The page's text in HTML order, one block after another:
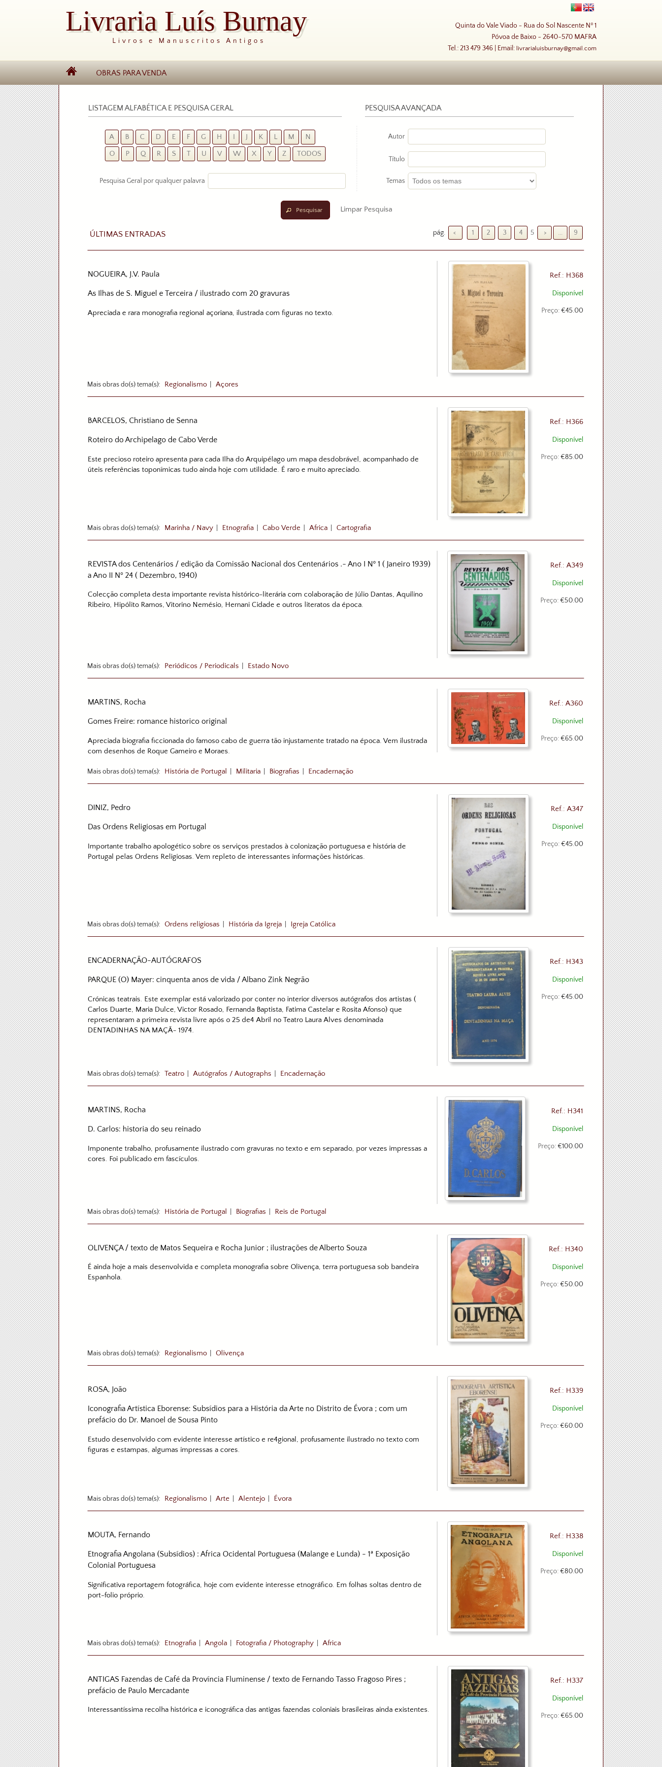
Livraria Luís Burnay
Livros e Manuscritos Antigos
Quinta do Vale Viado - Rua do Sol Nascente Nº 1
Póvoa de Baixo - 2640-570 MAFRA
Tel.: 213 479 346 | Email: livrarialuisburnay@gmail.com
OBRAS PARA VENDA
LISTAGEM ALFABÉTICA E PESQUISA GERAL PESQUISA AVANÇADA
A B C D E F G H K L M N
O P Q R S T U V W X Y Z TODOS
Autor
Título
Pesquisa Geral por qualquer palavra Temas
Pesquisar Limpar Pesquisa
pág. < 1 2 3 4 5 > ... 9
ÚLTIMAS ENTRADAS
NOGUEIRA, J.V. Paula
As Ilhas de S. Miguel e Terceira / ilustrado com 20 gravuras
Apreciada e rara monografia regional açoriana, ilustrada com figuras no texto.
Ref.: H368
Disponível
Preço:€45.00
Mais obras do(s) tema(s): Regionalismo Açores
BARCELOS, Christiano de Senna
Roteiro do Archipelago de Cabo Verde
Este precioso roteiro apresenta para cada Ilha do Arquipélago um mapa desdobrável, acompanhado de
úteis referências toponímicas tudo ainda hoje com utilidade. É raro e muito apreciado.
Ref.: H366
Disponível
Preço:€85.00
Mais obras do(s) tema(s): Marinha / Navy Etnografia Cabo Verde Africa Cartografia
REVISTA dos Centenários / edição da Comissão Nacional dos Centenários .- Ano I Nº 1 ( Janeiro 1939)
a Ano II Nº 24 ( Dezembro, 1940)
Colecção completa desta importante revista histórico-literária com colaboração de Júlio Dantas, Aquilino
Ribeiro, Hipólito Ramos, Vitorino Nemésio, Hernani Cidade e outros literatos da época.
Ref.: A349
Disponível
Preço:€50.00
Mais obras do(s) tema(s): Periódicos / Periodicals Estado Novo
MARTINS, Rocha
Gomes Freire: romance historico original
Apreciada biografia ficcionada do famoso cabo de guerra tão injustamente tratado na época. Vem ilustrada
com desenhos de Roque Gameiro e Moraes.
Ref.: A360
Disponível
Preço:€65.00
Mais obras do(s) tema(s): História de Portugal Militaria Biografias Encadernação
DINIZ, Pedro
Das Ordens Religiosas em Portugal
Importante trabalho apologético sobre os serviços prestados à colonização portuguesa e história de
Portugal pelas Ordens Religiosas. Vem repleto de interessantes informações históricas.
Ref.: A347
Disponível
Preço:€45.00
Mais obras do(s) tema(s): Ordens religiosas História da Igreja Igreja Católica
ENCADERNAÇÃO-AUTÓGRAFOS
PARQUE (O) Mayer: cinquenta anos de vida / Albano Zink Negrão
Crónicas teatrais. Este exemplar está valorizado por conter no interior diversos autógrafos dos artistas (
Carlos Duarte, Maria Dulce, Victor Rosado, Fernanda Baptista, Fatima Castelar e Rosita Afonso) que
representaram a primeira revista livre após o 25 de4 Abril no Teatro Laura Alves denominada
DENTADINHAS NA MAÇÃ- 1974.
Ref.: H343
Disponível
Preço:€45.00
Mais obras do(s) tema(s): Teatro Autógrafos / Autographs Encadernação
MARTINS, Rocha
D. Carlos: historia do seu reinado
Imponente trabalho, profusamente ilustrado com gravuras no texto e em separado, por vezes impressas a
cores. Foi publicado em fascículos.
Ref.: H341
Disponível
Preço:€100.00
Mais obras do(s) tema(s): História de Portugal Biografias Reis de Portugal
OLIVENÇA / texto de Matos Sequeira e Rocha Junior ; ilustrações de Alberto Souza
É ainda hoje a mais desenvolvida e completa monografia sobre Olivença, terra portuguesa sob bandeira
Espanhola.
Ref.: H340
Disponível
Preço:€50.00
Mais obras do(s) tema(s): Regionalismo Olivença
ROSA, João
Iconografia Artística Eborense: Subsídios para a História da Arte no Distrito de Évora ; com um
prefácio do Dr. Manoel de Sousa Pinto
Estudo desenvolvido com evidente interesse artístico e re4gional, profusamente ilustrado no texto com
figuras e estampas, algumas impressas a cores.
Ref.: H339
Disponível
Preço:€60.00
Mais obras do(s) tema(s): Regionalismo Arte Alentejo Évora
MOUTA, Fernando
Etnografia Angolana (Subsídios) : Africa Ocidental Portuguesa (Malange e Lunda) - 1ª Exposição
Colonial Portuguesa
Significativa reportagem fotográfica, hoje com evidente interesse etnográfico. Em folhas soltas dentro de
port-folio próprio.
Ref.: H338
Disponível
Preço:€80.00
Mais obras do(s) tema(s): Etnografia Angola Fotografia / Photography Africa
ANTIGAS Fazendas de Café da Província Fluminense / texto de Fernando Tasso Fragoso Pires ;
prefácio de Paulo Mercadante
Interessantíssima recolha histórica e iconográfica das antigas fazendas coloniais brasileiras ainda existentes.
Ref.: H337
Disponível
Preço:€65.00